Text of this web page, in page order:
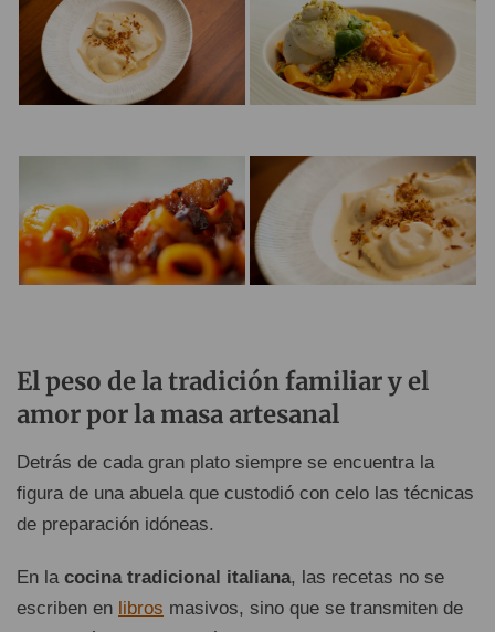
El peso de la tradición familiar y el
amor por la masa artesanal
Detrás de cada gran plato siempre se encuentra la
figura de una abuela que custodió con celo las técnicas
de preparación idóneas.
En la cocina tradicional italiana, las recetas no se
escriben en libros masivos, sino que se transmiten de